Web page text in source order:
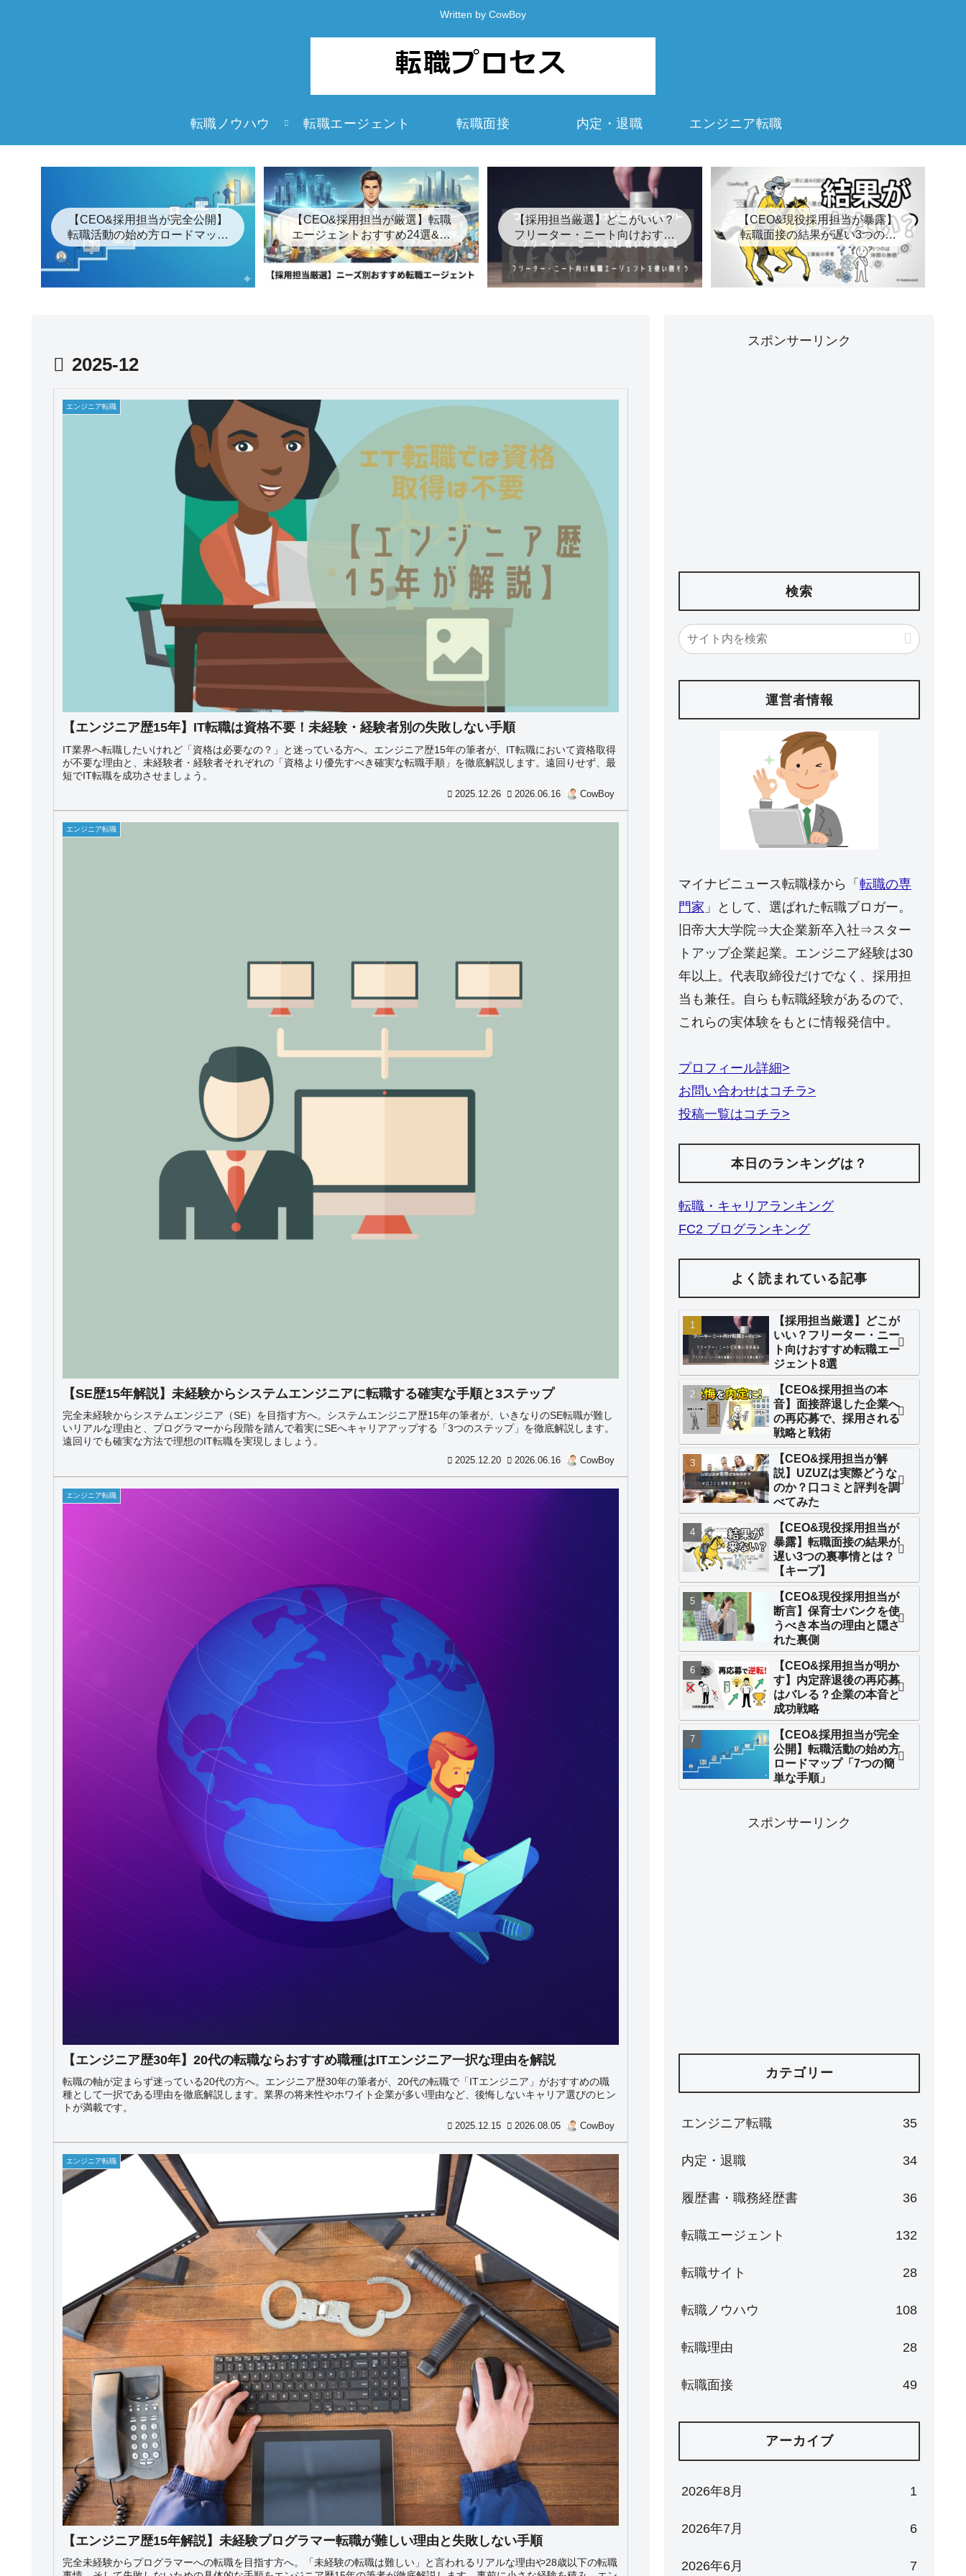
Written by CowBoy
転職ノウハウ 転職エージェント 転職面接 内定・退職 エンジニア転職
【CEO&採用担当が完全公開】
転職活動の始め方ロードマップ
「7つの簡単な手順」
【CEO&採用担当が厳選】転職
エージェントおすすめ24選&裏
事情【2026年最新】
【採用担当厳選】どこがいい？
フリーター・ニート向けおすす
め転職エージェント8選
【CEO&現役採用担当が暴露】
転職面接の結果が遅い3つの裏
事情とは？【キープ】
2025-12
エンジニア転職
【エンジニア歴15年】IT転職は資格不要！未経験・経験者別の失敗しない手順
IT業界へ転職したいけれど「資格は必要なの？」と迷っている方へ。エンジニア歴15年の筆者が、IT転職において資格取得
が不要な理由と、未経験者・経験者それぞれの「資格より優先すべき確実な転職手順」を徹底解説します。遠回りせず、最
短でIT転職を成功させましょう。
2025.12.26 2026.06.16 CowBoy
エンジニア転職
【SE歴15年解説】未経験からシステムエンジニアに転職する確実な手順と3ステップ
完全未経験からシステムエンジニア（SE）を目指す方へ。システムエンジニア歴15年の筆者が、いきなりのSE転職が難し
いリアルな理由と、プログラマーから段階を踏んで着実にSEへキャリアアップする「3つのステップ」を徹底解説します。
遠回りでも確実な方法で理想のIT転職を実現しましょう。
2025.12.20 2026.06.16 CowBoy
エンジニア転職
【エンジニア歴30年】20代の転職ならおすすめ職種はITエンジニア一択な理由を解説
転職の軸が定まらず迷っている20代の方へ。エンジニア歴30年の筆者が、20代の転職で「ITエンジニア」がおすすめの職
種として一択である理由を徹底解説します。業界の将来性やホワイト企業が多い理由など、後悔しないキャリア選びのヒン
トが満載です。
2025.12.15 2026.08.05 CowBoy
エンジニア転職
【エンジニア歴15年解説】未経験プログラマー転職が難しい理由と失敗しない手順
完全未経験からプログラマーへの転職を目指す方へ。「未経験の転職は難しい」と言われるリアルな理由や28歳以下の転職
スポンサーリンク
検索
運営者情報
マイナビニュース転職様から「 転職の専
門家 」として、選ばれた転職ブロガー。
旧帝大大学院⇒大企業新卒入社⇒スター
トアップ企業起業。エンジニア経験は30
年以上。代表取締役だけでなく、採用担
当も兼任。自らも転職経験があるので、
これらの実体験をもとに情報発信中。
プロフィール詳細>
お問い合わせはコチラ>
投稿一覧はコチラ>
本日のランキングは？
転職・キャリアランキング
FC2 ブログランキング
よく読まれている記事
【採用担当厳選】どこが
いい？フリーター・ニー
ト向けおすすめ転職エー
ジェント8選
【CEO&採用担当の本
音】面接辞退した企業へ
の再応募で、採用される
戦略と戦術
【CEO&採用担当が解
説】UZUZは実際どうな
のか？口コミと評判を調
べてみた
【CEO&現役採用担当が
暴露】転職面接の結果が
遅い3つの裏事情とは？
【キープ】
【CEO&現役採用担当が
断言】保育士バンクを使
うべき本当の理由と隠さ
れた裏側
【CEO&採用担当が明か
す】内定辞退後の再応募
はバレる？企業の本音と
成功戦略
【CEO&採用担当が完全
公開】転職活動の始め方
ロードマップ「7つの簡
単な手順」
スポンサーリンク
カテゴリー
エンジニア転職 35
内定・退職 34
履歴書・職務経歴書 36
転職エージェント 132
転職サイト 28
転職ノウハウ 108
転職理由 28
転職面接 49
アーカイブ
2026年8月 1
2026年7月 6
2026年6月 7